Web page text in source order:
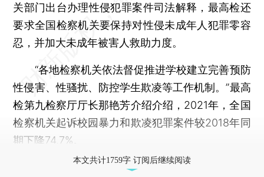
关部门出台办理性侵犯罪案件司法解释，最高检还
要求全国检察机关要保持对性侵未成年人犯罪零容
忍，并加大未成年被害人救助力度。
“各地检察机关依法督促推进学校建立完善预防
性侵害、性骚扰、防控学生欺凌等工作机制。”最高
检第九检察厅厅长那艳芳介绍介绍，2021年，全国
检察机关起诉校园暴力和欺凌犯罪案件较2018年同
期下降74.7%。
本文共计1759字 订阅后继续阅读